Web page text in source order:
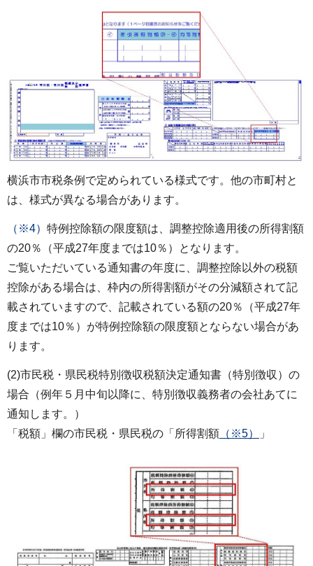
横浜市市税条例で定められている様式です。他の市町村と
は、様式が異なる場合があります。
（※4） 特例控除額の限度額は、調整控除適用後の所得割額
の20％（平成27年度までは10％）となります。
ご覧いただいている通知書の年度に、調整控除以外の税額
控除がある場合は、枠内の所得割額がその分減額されて記
載されていますので、記載されている額の20％（平成27年
度までは10％）が特例控除額の限度額とならない場合があ
ります。
(2)市民税・県民税特別徴収税額決定通知書（特別徴収）の
場合（例年５月中旬以降に、特別徴収義務者の会社あてに
通知します。）
「税額」欄の市民税・県民税の「所得割額 （※5） 」